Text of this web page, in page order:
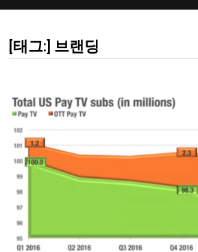
[태그:] 브랜딩